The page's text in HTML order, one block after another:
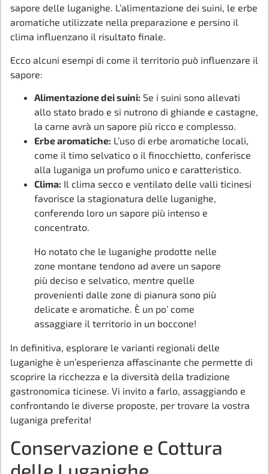
sapore delle luganighe. L’alimentazione dei suini, le erbe
aromatiche utilizzate nella preparazione e persino il
clima influenzano il risultato finale.
Ecco alcuni esempi di come il territorio può influenzare il
sapore:
Alimentazione dei suini: Se i suini sono allevati
allo stato brado e si nutrono di ghiande e castagne,
la carne avrà un sapore più ricco e complesso.
Erbe aromatiche: L’uso di erbe aromatiche locali,
come il timo selvatico o il finocchietto, conferisce
alla luganiga un profumo unico e caratteristico.
Clima: Il clima secco e ventilato delle valli ticinesi
favorisce la stagionatura delle luganighe,
conferendo loro un sapore più intenso e
concentrato.
Ho notato che le luganighe prodotte nelle
zone montane tendono ad avere un sapore
più deciso e selvatico, mentre quelle
provenienti dalle zone di pianura sono più
delicate e aromatiche. È un po’ come
assaggiare il territorio in un boccone!
In definitiva, esplorare le varianti regionali delle
luganighe è un’esperienza affascinante che permette di
scoprire la ricchezza e la diversità della tradizione
gastronomica ticinese. Vi invito a farlo, assaggiando e
confrontando le diverse proposte, per trovare la vostra
luganiga preferita!
Conservazione e Cottura